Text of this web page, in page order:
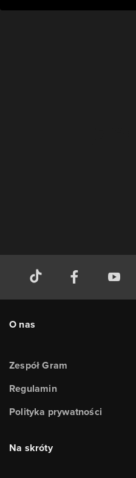
O nas
Zespół Gram
Regulamin
Polityka prywatności
Na skróty